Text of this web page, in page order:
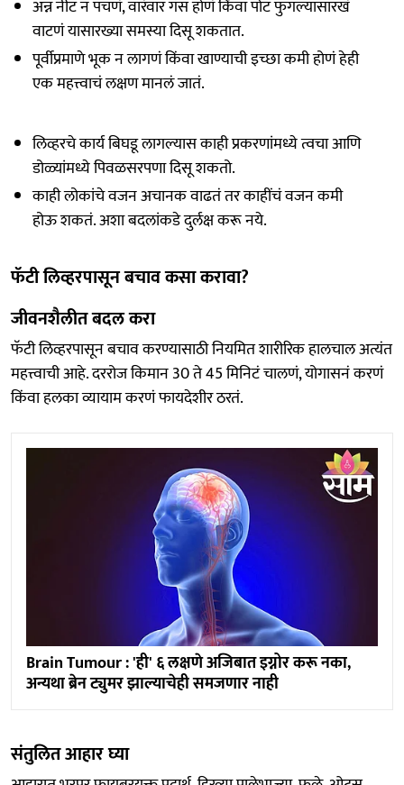
अन्न नीट न पचणं, वारंवार गॅस होणं किंवा पोट फुगल्यासारखं
वाटणं यासारख्या समस्या दिसू शकतात.
पूर्वीप्रमाणे भूक न लागणं किंवा खाण्याची इच्छा कमी होणं हेही
एक महत्त्वाचं लक्षण मानलं जातं.
लिव्हरचे कार्य बिघडू लागल्यास काही प्रकरणांमध्ये त्वचा आणि
डोळ्यांमध्ये पिवळसरपणा दिसू शकतो.
काही लोकांचे वजन अचानक वाढतं तर काहींचं वजन कमी
होऊ शकतं. अशा बदलांकडे दुर्लक्ष करू नये.
फॅटी लिव्हरपासून बचाव कसा करावा?
जीवनशैलीत बदल करा
फॅटी लिव्हरपासून बचाव करण्यासाठी नियमित शारीरिक हालचाल अत्यंत
महत्त्वाची आहे. दररोज किमान 30 ते 45 मिनिटं चालणं, योगासनं करणं
किंवा हलका व्यायाम करणं फायदेशीर ठरतं.
Brain Tumour : 'ही' ६ लक्षणे अजिबात इग्नोर करू नका,
अन्यथा ब्रेन ट्युमर झाल्याचेही समजणार नाही
संतुलित आहार घ्या